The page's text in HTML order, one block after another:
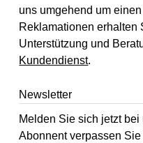
uns umgehend um
Reklamationen erhalten
Unterstützung und
Kundendienst.
Newsletter
Melden Sie sich jetzt
Abonnent verpassen